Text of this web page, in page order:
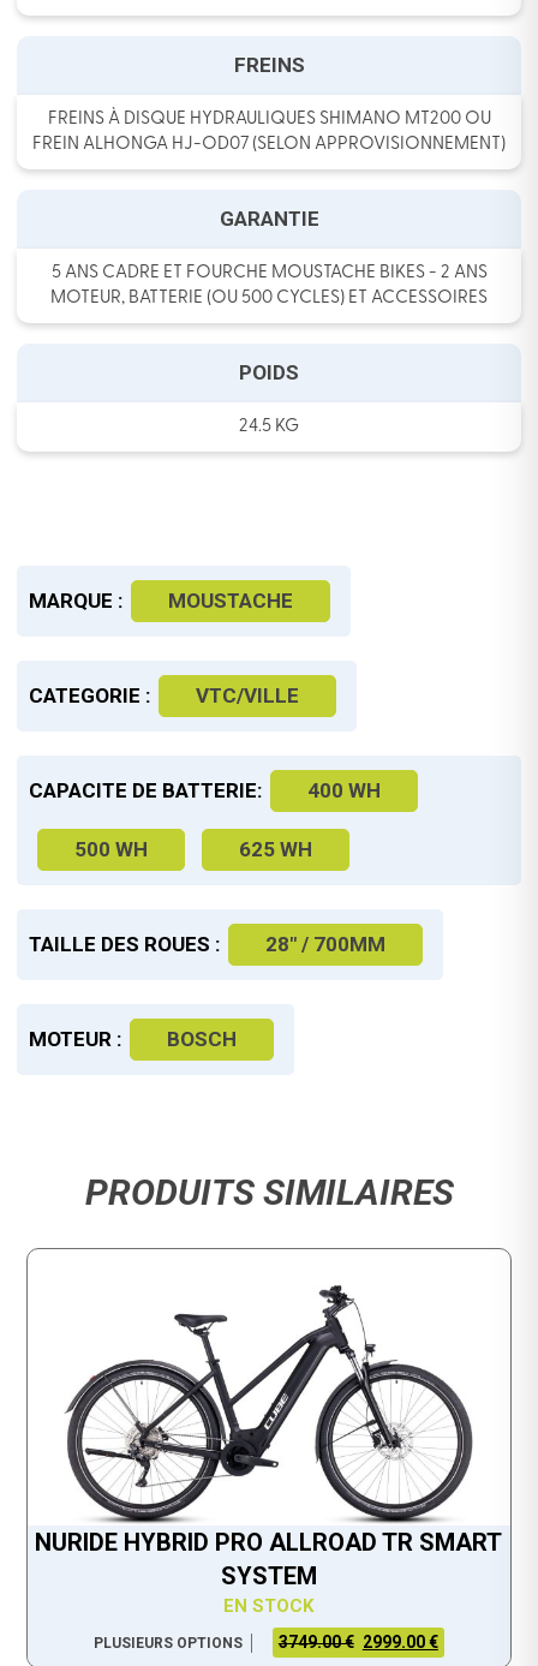
FREINS
FREINS À DISQUE HYDRAULIQUES SHIMANO MT200 OU
FREIN ALHONGA HJ-OD07 (SELON APPROVISIONNEMENT)
GARANTIE
5 ANS CADRE ET FOURCHE MOUSTACHE BIKES - 2 ANS
MOTEUR, BATTERIE (OU 500 CYCLES) ET ACCESSOIRES
POIDS
24.5 KG
MARQUE : MOUSTACHE
CATEGORIE : VTC/VILLE
CAPACITE DE BATTERIE: 400 WH
500 WH 625 WH
TAILLE DES ROUES : 28" / 700MM
MOTEUR : BOSCH
PRODUITS SIMILAIRES
NURIDE HYBRID PRO ALLROAD TR SMART
SYSTEM
EN STOCK
PLUSIEURS OPTIONS 3749.00 € 2999.00 €